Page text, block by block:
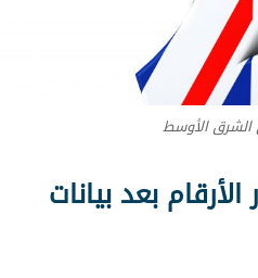
الشرق الأوسط
بعد بيانات